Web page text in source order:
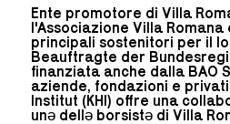
Ente promotore di Villa
l'Associazione Villa Romana
principali sostenitori per il
Beauftragte der
finanziata anche dalla
aziende, fondazioni e
Institut (KHI) offre una
unə dellə borsistə di Villa